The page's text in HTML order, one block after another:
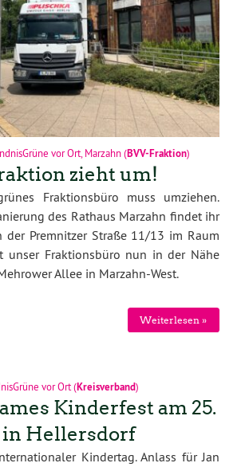
vor Ort Marzahn(BVV-Fraktion)
zieht um!
Fraktionsbüro muss umziehen.
des Rathaus Marzahn findet ihr
derPremnitzer Straße 11/13 im Raum
unser Fraktionsbüro nun in der Nähe
Allee in Marzahn-West.
Weiterlesen »
vor Ort(Kreisverband)
Kinderfest am 25.
in Hellersdorf
Kindertag. Anlass für Jan